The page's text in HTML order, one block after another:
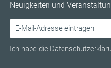
Neuigkeiten und
Ich habe die